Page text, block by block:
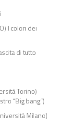
I colori dei
di tutto
Torino)
“Big bang”)
Milano)